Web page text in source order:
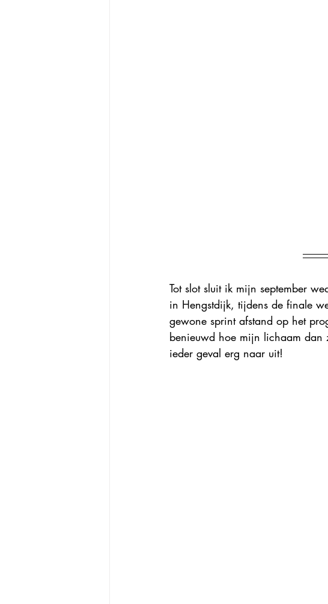
Tot slot sluit ik mijn september
in Hengstdijk, tijdens de finale
gewone sprint afstand op het
benieuwd hoe mijn lichaam dan
ieder geval erg naar uit!